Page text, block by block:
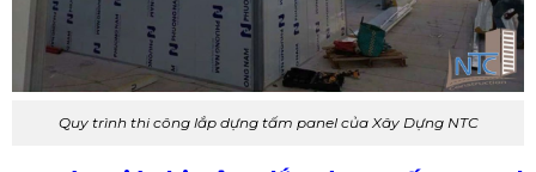
Quy trình thi công lắp dựng tấm panel của Xây Dựng NTC